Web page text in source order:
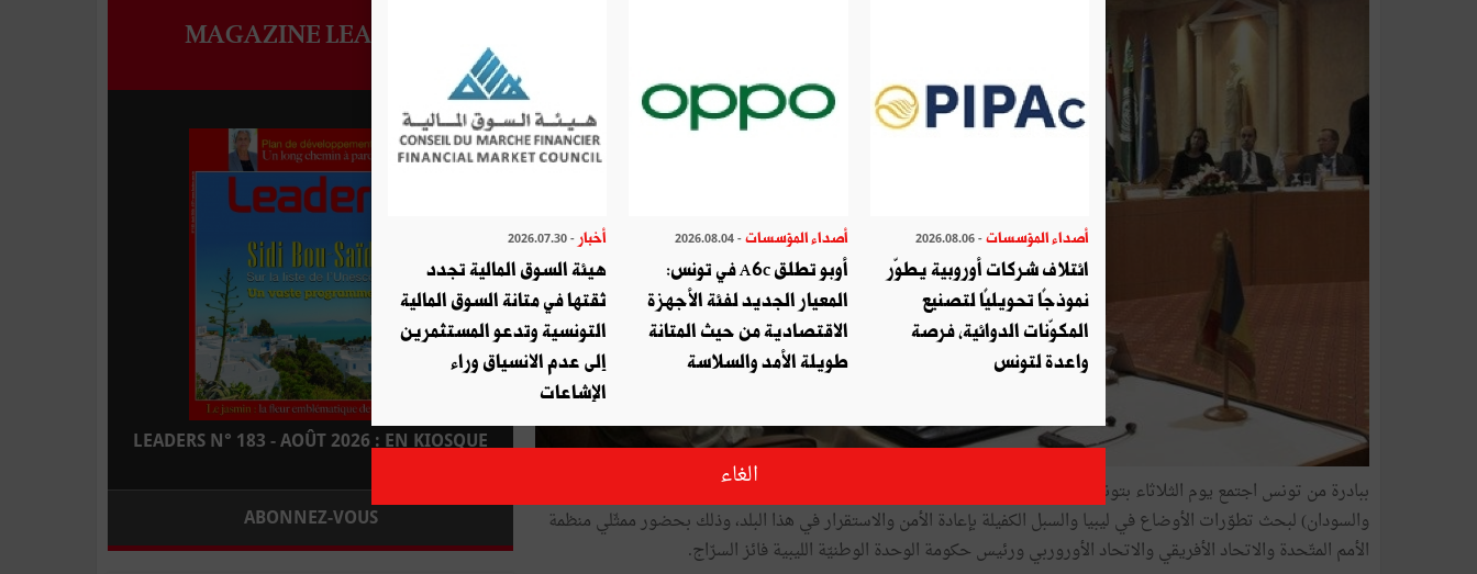
ببادرة من تونس اجتمع يوم الثلاثاء بتونس والجزائر
والسودان) لبحث تطوّرات الأوضاع في ليبيا والسبل الكفيلة بإعادة الأمن والاستقرارفي هذا البلد، وذلك بحضورممثّلي منظمة
الأمم المتّحدة والاتحاد الأفريقي والاتحاد الأوروربي ورئيس حكومة الوحدة الوطنيّة الليبية فائزالسرّاج.
MAGAZINE LEADERS
LEADERS N° 183 - AOÛT 2026 : EN KIOSQUE
ABONNEZ-VOUS
أصداء المؤسسات - 2026.08.06
ائتلاف شركات أوروبية يطوّر
نموذجًا تحويليًا لتصنيع
المكوّنات الدوائية، فرصة
واعدة لتونس
أصداء المؤسسات - 2026.08.04
أوبو تطلق A6c في تونس:
المعيار الجديد لفئة الأجهزة
الاقتصادية من حيث المتانة
طويلة الأمد والسلاسة
أخبار - 2026.07.30
هيئة السوق المالية تجدد
ثقتها في متانة السوق المالية
التونسية وتدعو المستثمرين
إلى عدم الانسياق وراء
الإشاعات
الغاء